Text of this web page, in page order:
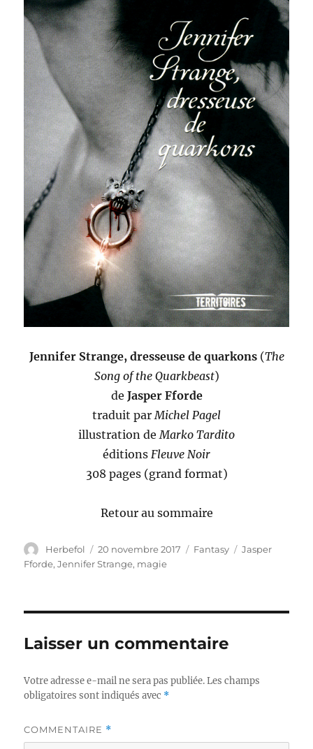
Jennifer Strange, dresseuse de quarkons(The
Song of the Quarkbeast)
de Jasper Fforde
traduit parMichel Pagel
illustration deMarko Tardito
éditions Fleuve Noir
308 pages (grand format)
Retour au sommaire
Auteur
Herbefol
Publié
le
20 novembre 2017 Catégories
Fantasy Étiquettes
Jasper
Fforde,Jennifer Strange, magie
Laisser un commentaire
Votre adresse e-mail ne sera pas publiée. Les champs
obligatoires sont indiqués avec *
COMMENTAIRE *